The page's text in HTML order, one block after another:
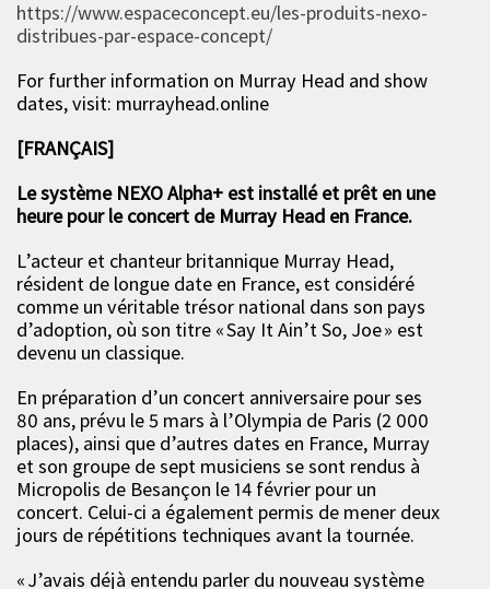
https://www.espaceconcept.eu/les-produits-nexo-
distribues-par-espace-concept/
For further information on Murray Head and show
dates, visit: murrayhead.online
[FRANÇAIS]
Le système NEXO Alpha+ est installé et prêt en une
heure pour le concert de Murray Head en France.
L’acteur et chanteur britannique Murray Head,
résident de longue date en France, est considéré
comme un véritable trésor national dans son pays
d’adoption, où son titre « Say It Ain’t So, Joe » est
devenu un classique.
En préparation d’un concert anniversaire pour ses
80 ans, prévu le 5 mars à l’Olympia de Paris (2 000
places), ainsi que d’autres dates en France, Murray
et son groupe de sept musiciens se sont rendus à
Micropolis de Besançon le 14 février pour un
concert. Celui-ci a également permis de mener deux
jours de répétitions techniques avant la tournée.
« J’avais déjà entendu parler du nouveau système